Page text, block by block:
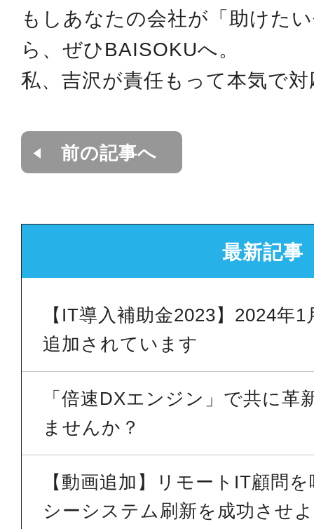
もしあなたの会社が「助けた
ら、ぜひBAISOKUへ。
私、吉沢が責任もって本気で
前の記事へ
最新記事
【IT導入補助金2023】2024年
追加されています
「倍速DXエンジン」で共に革
ませんか？
【動画追加】リモートIT顧問
シーシステム刷新を成功させ